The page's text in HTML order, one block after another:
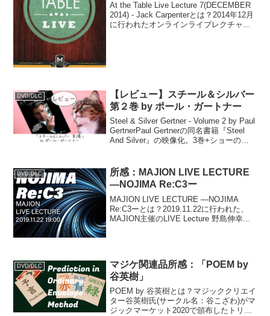
At the Table Live Lecture 7(DECEMBER
2014) - Jack Carpenterとは？2014年12月
に行われたオンラインライブレクチャー
DVD/DLC
【レビュー】スチール＆シルバー
第２巻 by ポール・ガートナー
Steel & Silver Gertner - Volume 2 by Paul
GertnerPaul Gertnerの同名書籍『Steel
And Silver』の映像化。3巻+ショーのみ
DVD/DLC
所感：MAJION LIVE LECTURE
―NOJIMA Re:C3ー
MAJION LIVE LECTURE ―NOJIMA
Re:C3ーとは？2019.11.22に行われた、
MAJION主催のLIVE Lecture 野島伸幸氏2
DVD/DLC
マジケ関連品所感：「POEM by
谷英樹」
POEM by 谷英樹とは？マジッククリエイ
ター谷英樹氏(サークル名：谷こざわ)がマ
ジックマーケット2020で頒布したトリッ